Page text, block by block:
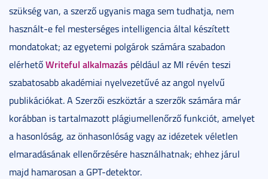
szükség van, a szerző ugyanis maga sem tudhatja, nem
használt-e fel mesterséges intelligencia által készített
mondatokat; az egyetemi polgárok számára szabadon
elérhetőWriteful alkalmazás például az MI révén teszi
szabatosabb akadémiai nyelvezetűvé az angol nyelvű
publikációkat. A Szerzői eszköztár a szerzők számára már
korábban is tartalmazott plágiumellenőrző funkciót, amelyet
a hasonlóság, az önhasonlóság vagy az idézetek véletlen
elmaradásának ellenőrzésére használhatnak; ehhez járul
majd hamarosan a GPT-detektor.